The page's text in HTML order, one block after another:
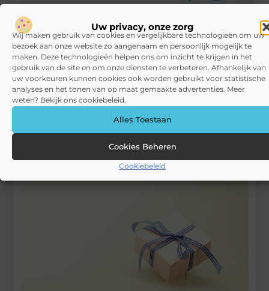
Uw privacy, onze zorg
Wij maken gebruik van cookies en vergelijkbare technologieën om uw
bezoek aan onze website zo aangenaam en persoonlijk mogelijk te
maken. Deze technologieën helpen ons om inzicht te krijgen in het
gebruik van de site en om onze diensten te verbeteren. Afhankelijk van
uw voorkeuren kunnen cookies ook worden gebruikt voor statistische
analyses en het tonen van op maat gemaakte advertenties. Meer
weten? Bekijk ons cookiebeleid.
Alles Toestaan
Cookies Beheren
Cookiebeleid
Begin vandaag nog
met bloggen opVPRA
Stuur ons een bericht
Registreer hier